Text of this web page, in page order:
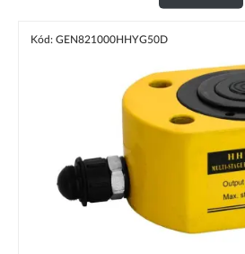
Kód: GEN821000HHYG50D